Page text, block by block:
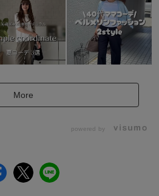
More
powered by